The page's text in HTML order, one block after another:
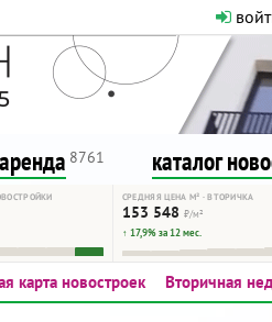
нормальная.
как он
8761 каталог
СРЕДНЯЯ ЦЕНА М² · ВТОРИЧКА
153 548 ₽/м²
↑ 17,9% за 12 мес.
карта новостроек Вторичная